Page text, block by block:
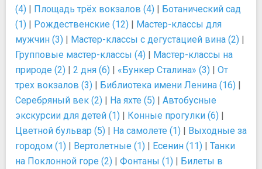
(4) | Площадь трёх вокзалов (4) | Ботанический сад
(1) | Рождественские (12) | Мастер-классы для
мужчин (3) | Мастер-классы с дегустацией вина (2) |
Групповые мастер-классы (4) | Мастер-классы на
природе (2) | 2 дня (6) | «Бункер Сталина» (3) | От
трех вокзалов (3) | Библиотека имени Ленина (16) |
Серебряный век (2) | На яхте (5) | Автобусные
экскурсии для детей (1) | Конные прогулки (6) |
Цветной бульвар (5) | На самолете (1) | Выходные за
городом (1) | Вертолетные (1) | Есенин (11) | Танки
на Поклонной горе (2) | Фонтаны (1) | Билеты в